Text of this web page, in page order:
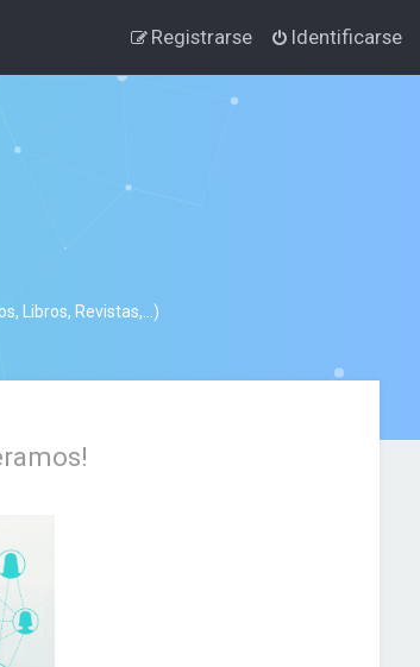
Identificarse
Registrarse
Libros, Revistas,...)